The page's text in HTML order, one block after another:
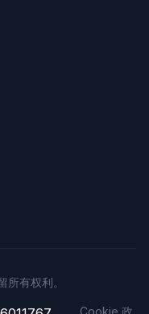
有权利。
Cookie 政